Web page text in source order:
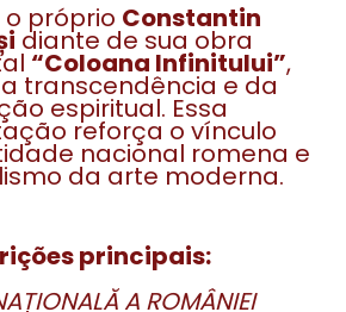
próprio Constantin
diante de sua obra
“Coloana Infinitului”,
transcendência e da
espiritual. Essa
reforça o vínculo
nacional romena e
da arte moderna.
principais:
A ROMÂNIEI